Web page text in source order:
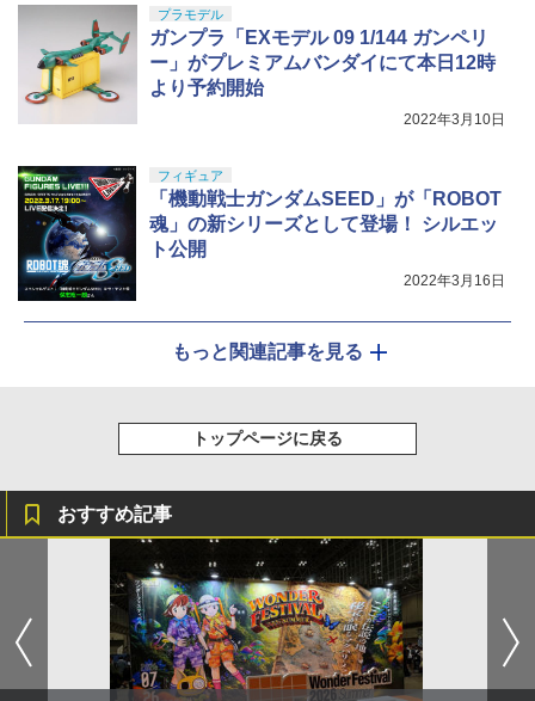
プラモデル
ガンプラ「EXモデル 09 1/144 ガンペリ
ー」がプレミアムバンダイにて本日12時
より予約開始
2022年3月10日
フィギュア
「機動戦士ガンダムSEED」が「ROBOT
魂」の新シリーズとして登場！ シルエッ
ト公開
2022年3月16日
もっと関連記事を見る
トップページに戻る
おすすめ記事